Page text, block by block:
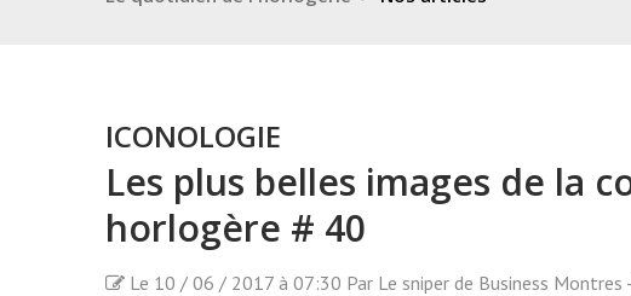
ICONOLOGIE
Les plus belles images de la
horlogère # 40
Le 10 / 06 / 2017 à 07:30 Par Le sniper de Business Montres